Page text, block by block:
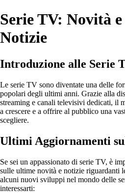
Serie TV: Novità
Notizie
Introduzione alle Serie
Le serie TV sono diventate una delle
popolari degli ultimi anni. Grazie alla
streaming e canali televisivi dedicati, il
a crescere e a offrire al pubblico una
scegliere.
Ultimi Aggiornamenti
Se sei un appassionato di serie TV, è
sulle ultime novità e notizie riguardanti
alcuni nuovi sviluppi nel mondo delle
interessarti: